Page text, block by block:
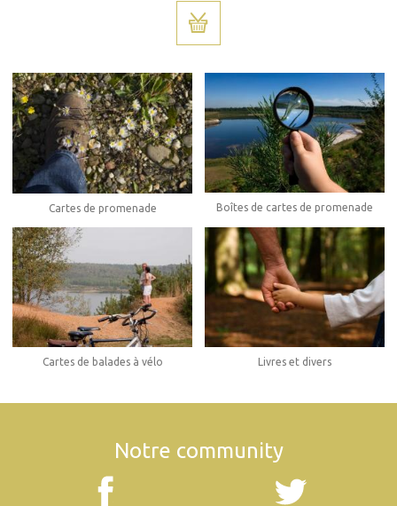
Cartes de promenade Boîtes de cartes de promenade
Cartes de balades à vélo Livres et divers
Notre community